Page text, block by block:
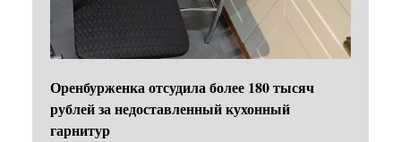
Оренбурженка отсудила более 180 тысяч
рублей за недоставленный кухонный
гарнитур